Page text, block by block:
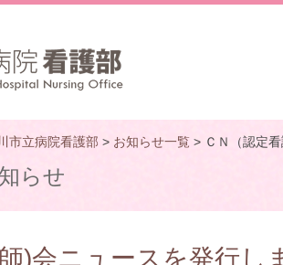
市立病院看護部 > お知らせ一覧 > ＣＮ（認定
らせ
)会ニュースを発行し